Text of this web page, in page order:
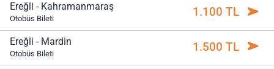
Ereğli - Kahramanmaraş
Otobüs Bileti 1.100 TL
Ereğli - Mardin
Otobüs Bileti 1.500 TL